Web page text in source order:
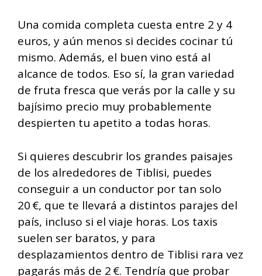
Una comida completa cuesta entre 2 y 4
euros, y aún menos si decides cocinar tú
mismo. Además, el buen vino está al
alcance de todos. Eso sí, la gran variedad
de fruta fresca que verás por la calle y su
bajísimo precio muy probablemente
despierten tu apetito a todas horas.
Si quieres descubrir los grandes paisajes
de los alrededores de Tiblisi, puedes
conseguir a un conductor por tan solo
20 €, que te llevará a distintos parajes del
país, incluso si el viaje horas. Los taxis
suelen ser baratos, y para
desplazamientos dentro de Tiblisi rara vez
pagarás más de 2 €. Tendría que probar